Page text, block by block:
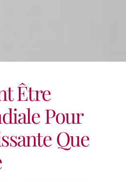
Être
Pour
Que